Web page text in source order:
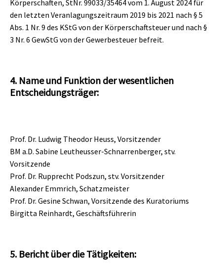
Körperschaften, StNr. 99033/35464 vom 1. August 2024 für
den letzten Veranlagungszeitraum 2019 bis 2021 nach § 5
Abs. 1 Nr. 9 des KStG von der Körperschaftsteuer und nach §
3 Nr. 6 GewStG von der Gewerbesteuer befreit.
4. Name und Funktion der wesentlichen
Entscheidungsträger:
Prof. Dr. Ludwig Theodor Heuss, Vorsitzender
BM a.D. Sabine Leutheusser-Schnarrenberger, stv.
Vorsitzende
Prof. Dr. Rupprecht Podszun, stv. Vorsitzender
Alexander Emmrich, Schatzmeister
Prof. Dr. Gesine Schwan, Vorsitzende des Kuratoriums
Birgitta Reinhardt, Geschäftsführerin
5. Bericht über die Tätigkeiten: